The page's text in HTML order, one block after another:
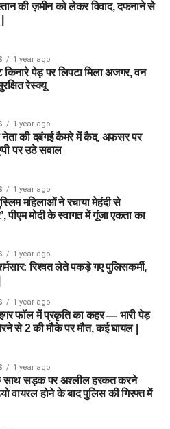
की ज़मीन को लेकर विवाद, दफनाने से
1 year ago
किनारे पेड़ पर लिपटा मिला अजगर, वन
रेस्क्यू
1 year ago
नेता की दबंगई कैमरे में कैद, अफसर पर
पर उठे सवाल
1 year ago
महिलाओं ने रचाया मेहंदी से
पीएम मोदी के स्वागत में गूंजा एकता का
1 year ago
रिश्वत लेते पकड़े गए पुलिसकर्मी,
1 year ago
फॉल में प्रकृति का कहर — भारी पेड़
से 2 की मौके पर मौत, कई घायल |
1 year ago
साथ सड़क पर अश्लील हरकत करने
वायरल होने के बाद पुलिस की गिरफ्त में